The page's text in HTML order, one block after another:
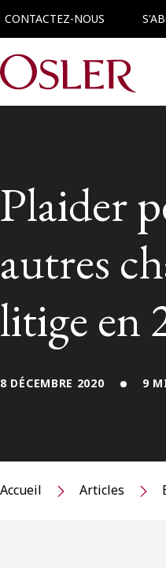
CONTACTEZ-NOUS
Main
Plaider
autres
litige en
8 DÉCEMBRE 2020 9
Accueil Articles